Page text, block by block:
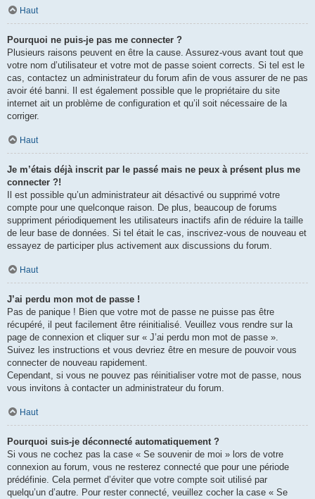
Haut
Pourquoi ne puis-je pas me connecter ?
Plusieurs raisons peuvent en être la cause. Assurez-vous avant tout que
votre nom d’utilisateur et votre mot de passe soient corrects. Si tel est le
cas, contactez un administrateur du forum afin de vous assurer de ne pas
avoir été banni. Il est également possible que le propriétaire du site
internet ait un problème de configuration et qu’il soit nécessaire de la
corriger.
Haut
Je m’étais déjà inscrit par le passé mais ne peux à présent plus me
connecter ?!
Il est possible qu’un administrateur ait désactivé ou supprimé votre
compte pour une quelconque raison. De plus, beaucoup de forums
suppriment périodiquement les utilisateurs inactifs afin de réduire la taille
de leur base de données. Si tel était le cas, inscrivez-vous de nouveau et
essayez de participer plus activement aux discussions du forum.
Haut
J’ai perdu mon mot de passe !
Pas de panique ! Bien que votre mot de passe ne puisse pas être
récupéré, il peut facilement être réinitialisé. Veuillez vous rendre sur la
page de connexion et cliquer sur « J’ai perdu mon mot de passe ».
Suivez les instructions et vous devriez être en mesure de pouvoir vous
connecter de nouveau rapidement.
Cependant, si vous ne pouvez pas réinitialiser votre mot de passe, nous
vous invitons à contacter un administrateur du forum.
Haut
Pourquoi suis-je déconnecté automatiquement ?
Si vous ne cochez pas la case « Se souvenir de moi » lors de votre
connexion au forum, vous ne resterez connecté que pour une période
prédéfinie. Cela permet d’éviter que votre compte soit utilisé par
quelqu’un d’autre. Pour rester connecté, veuillez cocher la case « Se